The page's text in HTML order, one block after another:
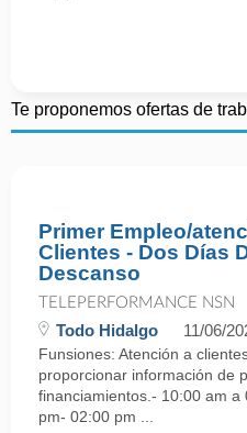
Te proponemos ofertas de
Primer Empleo/
Clientes - Dos Días
Descanso
TELEPERFORMANCE NSN
Todo Hidalgo 11/06/
Funsiones: Atención a
proporcionar información de
financiamientos.- 10:00 am
pm- 02:00 pm ...